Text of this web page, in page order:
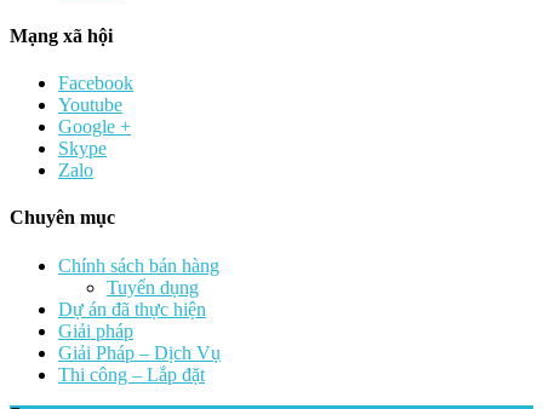
Mạng xã hội
Facebook
Youtube
Google +
Skype
Zalo
Chuyên mục
Chính sách bán hàng
Tuyển dụng
Dự án đã thực hiện
Giải pháp
Giải Pháp – Dịch Vụ
Thi công – Lắp đặt